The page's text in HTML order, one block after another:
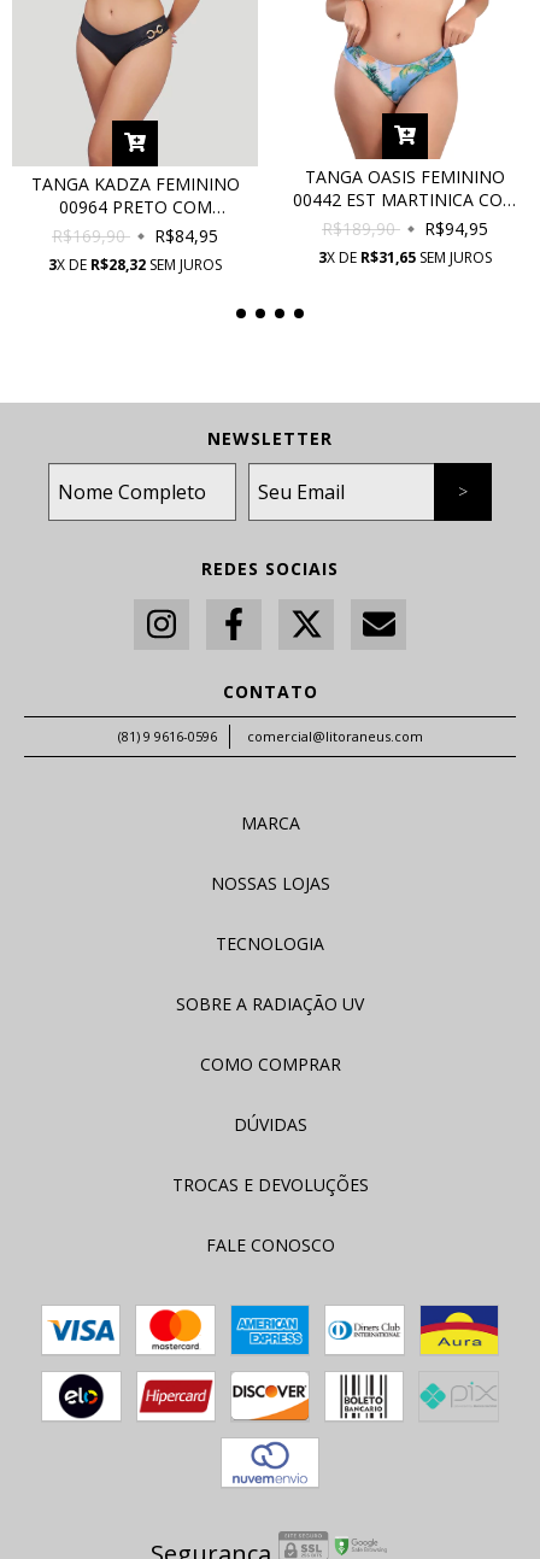
TANGA KADZA FEMININO
00964 PRETO COM
PROTEÇÃO UV
R$169,90 R$84,95
3X DE R$28,32 SEM JUROS
TANGA OASIS FEMININO
00442 EST MARTINICA COM
PROTEÇÃO UV
R$189,90 R$94,95
3X DE R$31,65 SEM JUROS
NEWSLETTER
REDES SOCIAIS
CONTATO
(81) 9 9616-0596 comercial@litoraneus.com
MARCA
NOSSAS LOJAS
TECNOLOGIA
SOBRE A RADIAÇÃO UV
COMO COMPRAR
DÚVIDAS
TROCAS E DEVOLUÇÕES
FALE CONOSCO